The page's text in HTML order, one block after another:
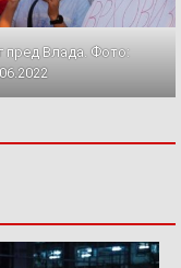
пред Влада. Фото: